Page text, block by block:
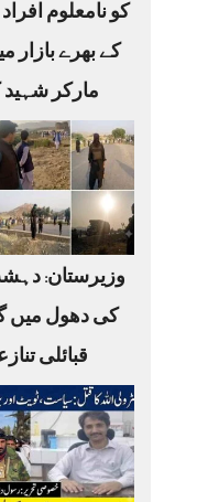
کو نامعلوم
کے بھرے بازار
مارکر شہید
وزیرستان:
کی دھول میں
قبائلی